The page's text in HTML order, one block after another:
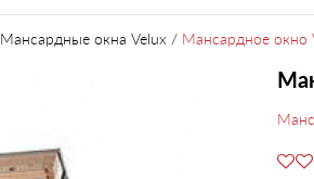
Мансардные окна Velux / Мансардное окно